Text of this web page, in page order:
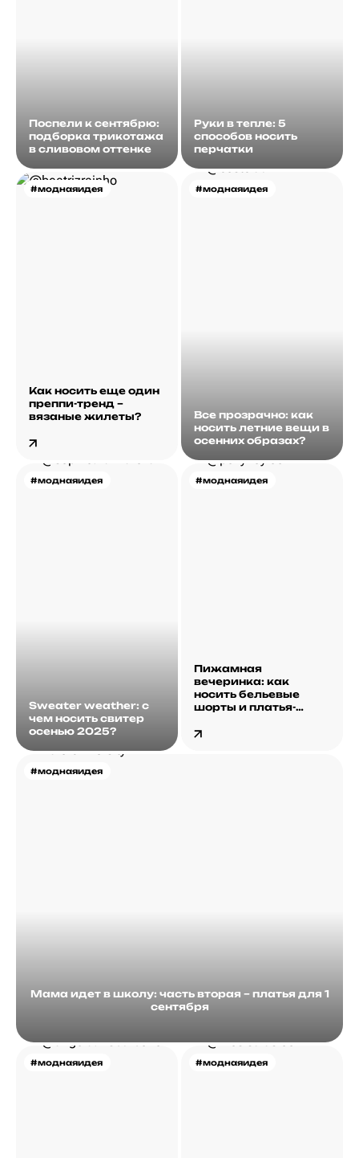
Поспели к сентябрю:
подборка трикотажа
в сливовом оттенке
Руки в тепле: 5
способов носить
перчатки
#моднаяидея
Как носить еще один
преппи-тренд –
вязаные жилеты?
#моднаяидея
Все прозрачно: как
носить летниe вещи в
осенних образах?
#моднаяидея
Sweater weather: с
чем носить свитер
осенью 2025?
#моднаяидея
Мама идет в школу: часть вторая – платья для 1
сентября
#моднаяидея
Пижамная
вечеринка: как
носить бельевые
шорты и платья-
тренчами?
#моднаяидея #моднаяидея